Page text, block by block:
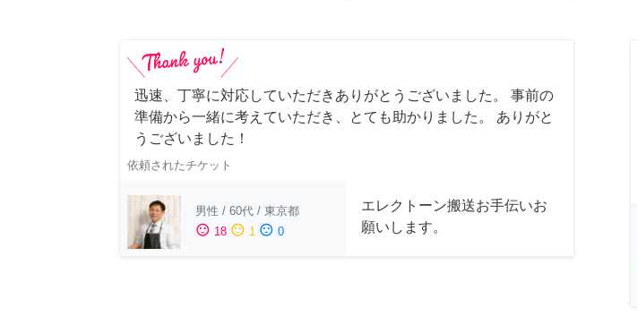
迅速、丁寧に対応していただきありがとうございました。 事前の
準備から一緒に考えていただき、とても助かりました。 ありがと
うございました！
依頼されたチケット
男性 / 60代 / 東京都
sentiment_satisfied 18 sentiment_neutral 1 sentiment_dissatisfied 0
エレクトーン搬送お手伝いお
願いします。